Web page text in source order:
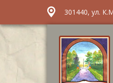
301440, ул.